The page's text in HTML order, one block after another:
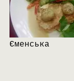
Єменська